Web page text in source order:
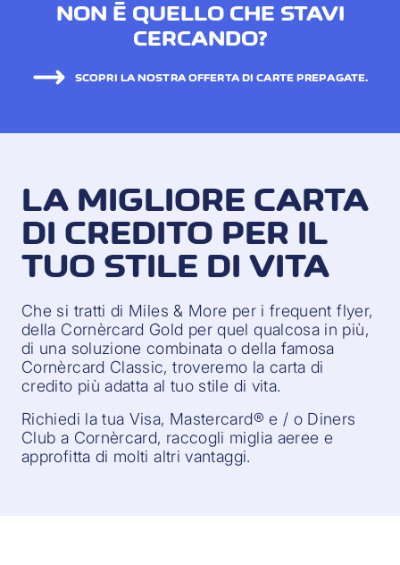
NON È QUELLO CHE STAVI
CERCANDO?
SCOPRI LA NOSTRA OFFERTA DI CARTE PREPAGATE.
LA MIGLIORE CARTA
DI CREDITO PER IL
TUO STILE DI VITA
Che si tratti di Miles & More per i frequent flyer,
della Cornèrcard Gold per quel qualcosa in più,
di una soluzione combinata o della famosa
Cornèrcard Classic, troveremo la carta di
credito più adatta al tuo stile di vita.
Richiedi la tua Visa, Mastercard® e / o Diners
Club a Cornèrcard, raccogli miglia aeree e
approfitta di molti altri vantaggi.